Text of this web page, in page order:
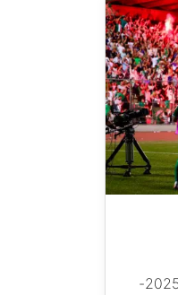
الأنصار بطلًا للدوري اللبناني للموسم 2025-